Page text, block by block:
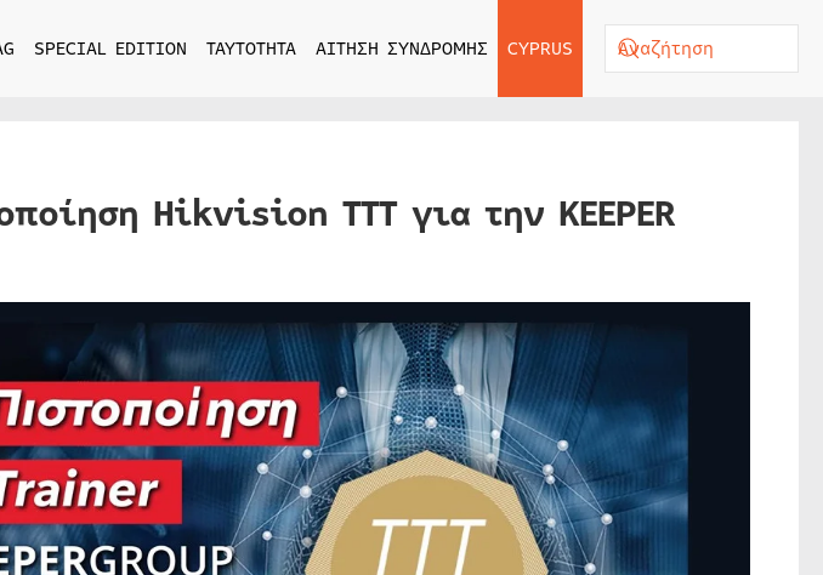
SPECIAL EDITION ΤΑΥΤΟΤΗΤΑ ΑΙΤΗΣΗ ΣΥΝΔΡΟΜΗΣ CYPRUS
Hikvision TTT για την KEEPER